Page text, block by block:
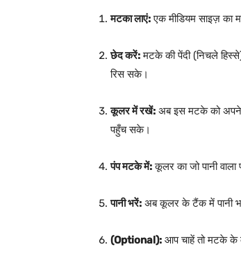
मटका लाएं:एक मीडियम साइज़
छेद करें:मटके की पेंदी (निचले
रिस सके।
कूलर में रखें: अब इस मटके को अपने
पहुँच सके।
पंप मटके में:कूलर का जो पानी
पानी भरें: अब कूलर के टैंक में पानी
(Optional): आप चाहें तो मटके